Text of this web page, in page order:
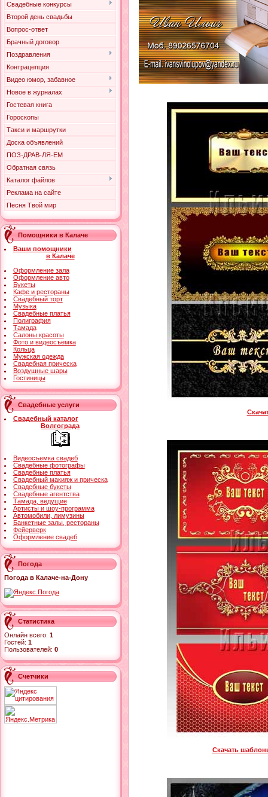
Свадебные конкурсы
Второй день свадьбы
Вопрос-ответ
Брачный договор
Поздравления
Контрацепция
Видео юмор, забавное
Новое в журналах
Гостевая книга
Гороскопы
Такси и маршрутки
Доска объявлений
ПОЗ-ДРАВ-ЛЯ-ЕМ
Обратная связь
Каталог файлов
Реклама на сайте
Песня Твой мир
Помощники в Калаче
Ваши помощники
в Калаче
Оформление зала
Оформление авто
Букеты
Кафе и рестораны
Свадебный торт
Музыка
Свадебные платья
Полиграфия
Тамада
Салоны красоты
Фото и видеосъемка
Кольца
Мужская одежда
Свадебная прическа
Воздушные шары
Гостиницы
Свадебные услуги
Свадебный каталог
Волгограда
Видеосъемка свадеб
Свадебные фотографы
Свадебные платья
Свадебный макияж и прическа
Свадебные букеты
Свадебные агентства
Тамада, ведущие
Артисты и шоу-программа
Автомобили, лимузины
Банкетные залы, рестораны
Фейерверк
Оформление свадеб
Погода
Погода в Калаче-на-Дону
Статистика
Онлайн всего: 1
Гостей: 1
Пользователей: 0
Счетчики
Скачать